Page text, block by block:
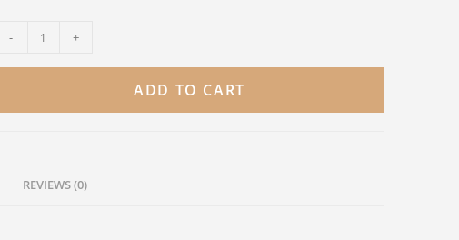
- +
ADD TO CART
REVIEWS (0)